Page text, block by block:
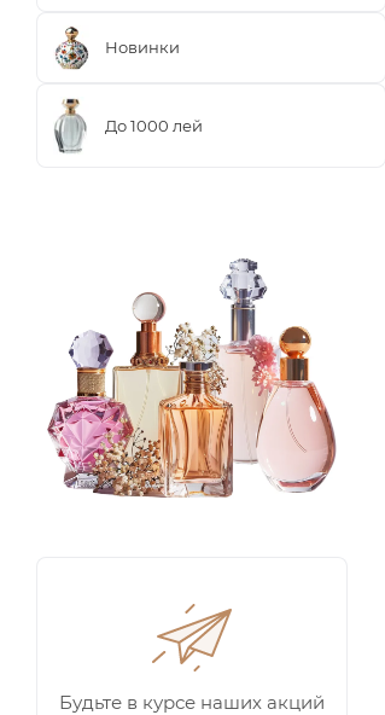
Новинки
До 1000 лей
Будьте в курсе наших акций